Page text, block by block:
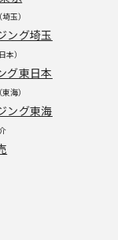
玉）
ング埼玉
）
グ東日本
海）
ング東海